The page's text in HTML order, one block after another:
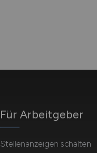
Für Arbeitgeber
Stellenanzeigen schalten